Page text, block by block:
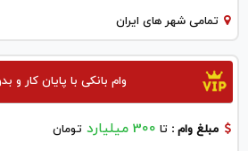
تمامی شهر های ایران
وام بانکی با پایان کار و
مبلغ وام : تا 300 میلیارد تومان